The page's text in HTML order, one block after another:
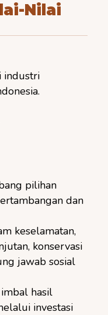
Nilai
industri
pilihan
dan
keselamatan,
konservasi
jawab sosial
hasil
investasi